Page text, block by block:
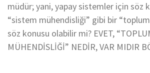
müdür; yani, yapay sistemler için söz
“sistem mühendisliği” gibi bir
söz konusu olabilir mi? EVET,
MÜHENDİSLİĞİ” NEDİR, VAR MIDIR